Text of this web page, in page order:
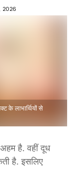
2026
के लाभार्थियों से
है. वहीं दूध
है. इसलिए